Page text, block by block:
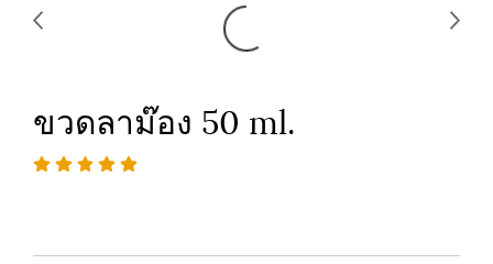
ขวดลาม๊อง 50 ml.